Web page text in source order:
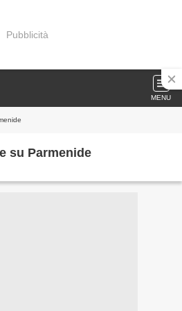
Pubblicità
MENU
su Parmenide